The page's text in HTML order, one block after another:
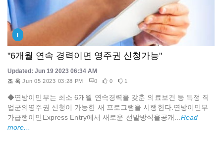
I
"6개월 연속 경력이면 영주권 신청가능"
Updated: Jun 19 2023 06:34 AM
조 욱 Jun 05 2023 03:28 PM 0 0 1
◆연방이민부는 최소 6개월 연속경력을 갖춘 의료보건 등 특정 직
업군의영주권 신청이 가능한 새 프로그램을 시행한다.연방이민부
가급행이민Express Entry에서 새로운 선발방식을공개... Read
more...